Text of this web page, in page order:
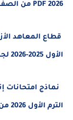
2026 PDF من الصف الأول الابتدائى الى الصف السادس
قطاع المعاهد
الأول 2025-2026 لجميع صفوف النقل والشهادات
نماذج امتحانات
الترم الأول 2026 من فايف ستارز PDF